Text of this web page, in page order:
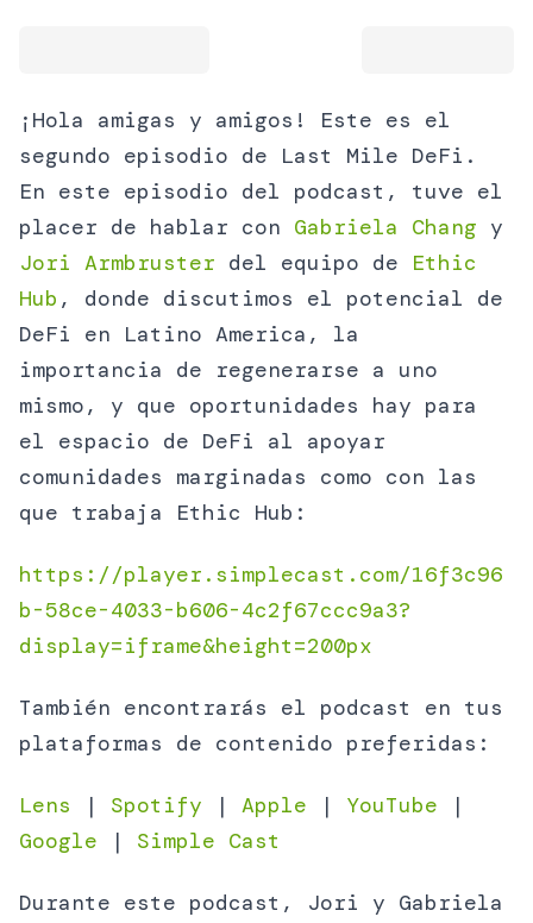
¡Hola amigas y amigos! Este es el
segundo episodio de Last Mile DeFi.
En este episodio del podcast, tuve el
placer de hablar con Gabriela Chang y
Jori Armbruster del equipo de Ethic
Hub , donde discutimos el potencial de
DeFi en Latino America, la
importancia de regenerarse a uno
mismo, y que oportunidades hay para
el espacio de DeFi al apoyar
comunidades marginadas como con las
que trabaja Ethic Hub:
https://player.simplecast.com/16f3c96
b-58ce-4033-b606-4c2f67ccc9a3?
display=iframe&height=200px
También encontrarás el podcast en tus
plataformas de contenido preferidas:
Lens | Spotify | Apple | YouTube |
Google | Simple Cast
Durante este podcast, Jori y Gabriela